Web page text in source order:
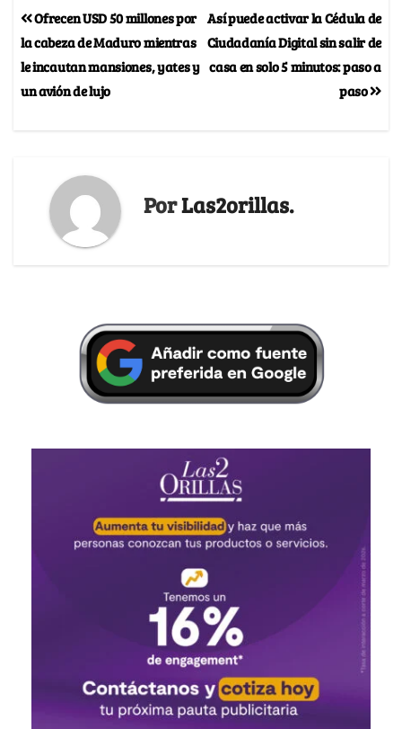
Así puede activar la Cédula de
Ciudadanía Digital sin salir de
casa en solo 5 minutos: paso a
paso
Ofrecen USD 50 millones por
la cabeza de Maduro mientras
le incautan mansiones, yates y
un avión de lujo
PorLas2orillas.